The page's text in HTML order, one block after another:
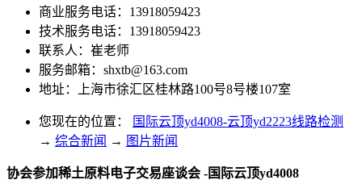
商业服务电话：13918059423
技术服务电话：13918059423
联系人：崔老师
服务邮箱： shxtb@163.com
地址：上海市徐汇区桂林路100号8号楼107室
您现在的位置：
国际云顶yd4008-云顶yd2223线路检测
→ 综合新闻 → 图片新闻
协会参加稀土原料电子交易座谈会 -国际云顶yd4008